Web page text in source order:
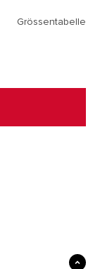
Grössentabelle